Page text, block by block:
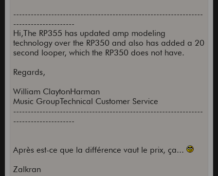
-----------------------------------------------------------------
---------------------
Hi,The RP355 has updated amp modeling
technology over the RP350 and also has added a 20
second looper, which the RP350 does not have.
Regards,
William ClaytonHarman
Music GroupTechnical Customer Service
-----------------------------------------------------------------
---------------------
Après est-ce que la différence vaut le prix, ça...
Zalkran